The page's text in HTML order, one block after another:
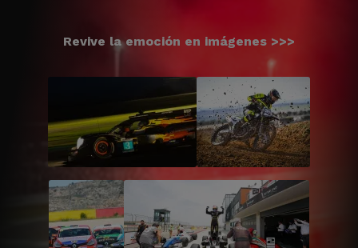
Revive la emoción en imágenes >>>